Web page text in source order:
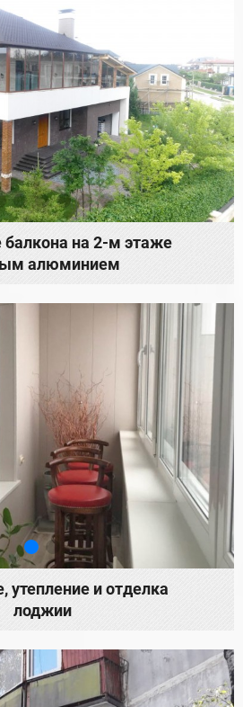
балкона на 2-м этаже
алюминием
утепление и отделка
лоджии